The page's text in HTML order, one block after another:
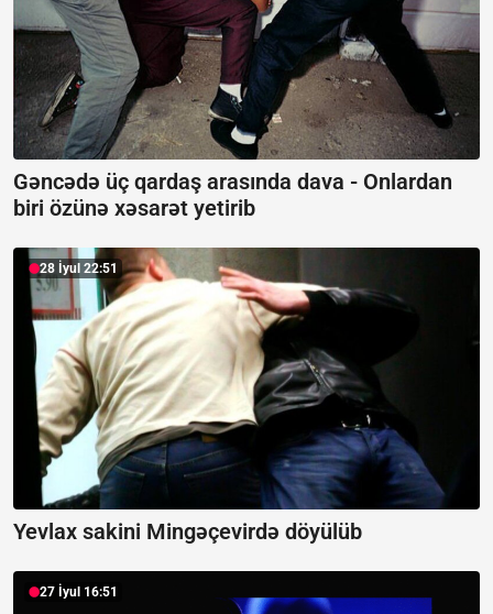
Gəncədə üç qardaş arasında dava - Onlardan
biri özünə xəsarət yetirib
28 İyul 22:51
Yevlax sakini Mingəçevirdə döyülüb
27 İyul 16:51